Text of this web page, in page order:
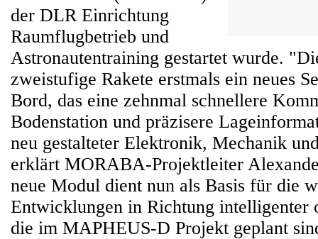
der DLR Einrichtung
Raumflugbetrieb und
Astronautentraining gestartet wurde.
zweistufige Rakete erstmals ein neues
Bord, das eine zehnmal schnellere
Bodenstation und präzisere
neu gestalteter Elektronik, Mechanik
erklärt MORABA-Projektleiter
neue Modul dient nun als Basis für die
Entwicklungen in Richtung intelligenter
die im MAPHEUS-D Projekt geplant